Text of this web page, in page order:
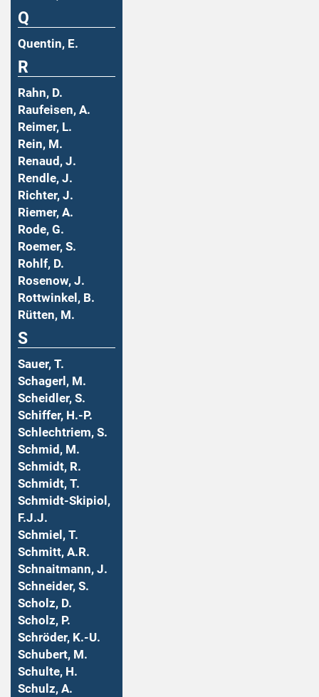
Q
Quentin, E.
R
Rahn, D.
Raufeisen, A.
Reimer, L.
Rein, M.
Renaud, J.
Rendle, J.
Richter, J.
Riemer, A.
Rode, G.
Roemer, S.
Rohlf, D.
Rosenow, J.
Rottwinkel, B.
Rütten, M.
S
Sauer, T.
Schagerl, M.
Scheidler, S.
Schiffer, H.-P.
Schlechtriem, S.
Schmid, M.
Schmidt, R.
Schmidt, T.
Schmidt-Skipiol,
F.J.J.
Schmiel, T.
Schmitt, A.R.
Schnaitmann, J.
Schneider, S.
Scholz, D.
Scholz, P.
Schröder, K.-U.
Schubert, M.
Schulte, H.
Schulz, A.